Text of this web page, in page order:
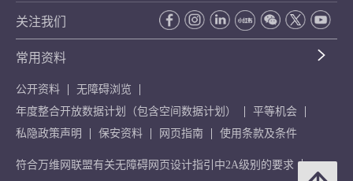
关注我们
常用资料
公开资料
无障碍浏览
年度整合开放数据计划（包含空间数据计划）
平等机会
私隐政策声明
保安资料 网页指南 使用条款及条件
符合万维网联盟有关无障碍网页设计指引中2A级别的要求